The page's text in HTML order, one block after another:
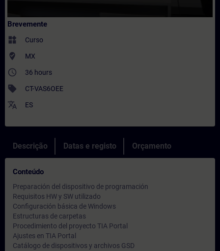
Brevemente
widgets Curso
where_to_vote MX
access_time 36 hours
sell CT-VAS6OEE
translate ES
Descrição Datas e registo Orçamento
Conteúdo
Preparación del dispositivo de programación
Requisitos HW y SW utilizado
Configuración básica de Windows
Estructuras de carpetas
Procedimiento del proyecto TIA Portal
Ajustes en TIA Portal
Catálogo de dispositivos y archivos GSD